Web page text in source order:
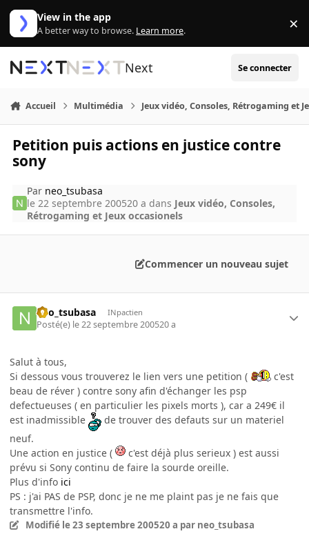
Aller au contenu
View in the app
A better way to browse. Learn more. ×
Next Se connecter
Accueil Multimédia Jeux vidéo, Consoles, Rétrogaming et
Petition puis actions en justice contre
sony
Par neo_tsubasa
le 22 septembre 200520 a dans Jeux vidéo, Consoles,
Rétrogaming et Jeux occasionels
Commencer un nouveau sujet
neo_tsubasa INpactien
Posté(e) le 22 septembre 200520 a
Salut à tous,
Si dessous vous trouverez le lien vers une petition (
c'est
beau de réver ) contre sony afin d'échanger les psp
defectueuses ( en particulier les pixels morts ), car a 249€ il
est inadmissible
de trouver des defauts sur un materiel
neuf.
Une action en justice (
c'est déjà plus serieux ) est aussi
prévu si Sony continu de faire la sourde oreille.
Plus d'info ici
PS : j'ai PAS de PSP, donc je ne me plaint pas je ne fais que
transmettre l'info.
Modifié le 23 septembre 200520 a par neo_tsubasa